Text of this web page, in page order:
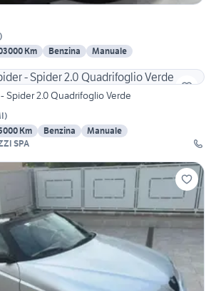
)
Km Benzina
Manuale
Spider 2.0 Quadrifoglio Verde
)
Km Benzina
Manuale
SPA